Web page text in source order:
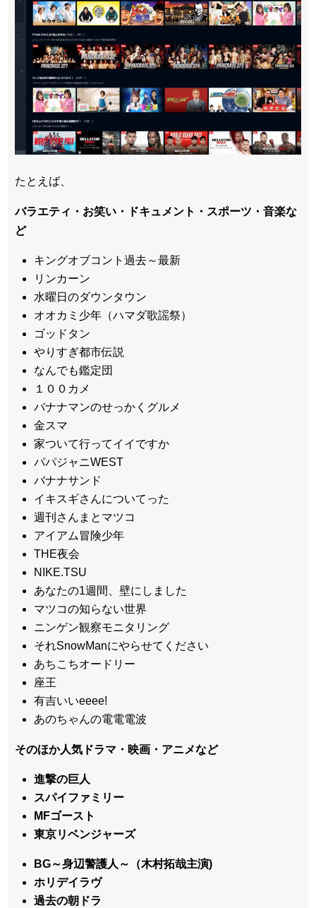
たとえば、
バラエティ・お笑い・ドキュメント・スポーツ・音楽な
ど
キングオブコント過去～最新
リンカーン
水曜日のダウンタウン
オオカミ少年（ハマダ歌謡祭）
ゴッドタン
やりすぎ都市伝説
なんでも鑑定団
１００カメ
バナナマンのせっかくグルメ
金スマ
家ついて行ってイイですか
パパジャニWEST
バナナサンド
イキスギさんについてった
週刊さんまとマツコ
アイアム冒険少年
THE夜会
NIKE.TSU
あなたの1週間、壁にしました
マツコの知らない世界
ニンゲン観察モニタリング
それSnowManにやらせてください
あちこちオードリー
座王
有吉いいeeee!
あのちゃんの電電電波
そのほか人気ドラマ・映画・アニメなど
進撃の巨人
スパイファミリー
MFゴースト
東京リベンジャーズ
BG～身辺警護人～（木村拓哉主演)
ホリデイラヴ
過去の朝ドラ